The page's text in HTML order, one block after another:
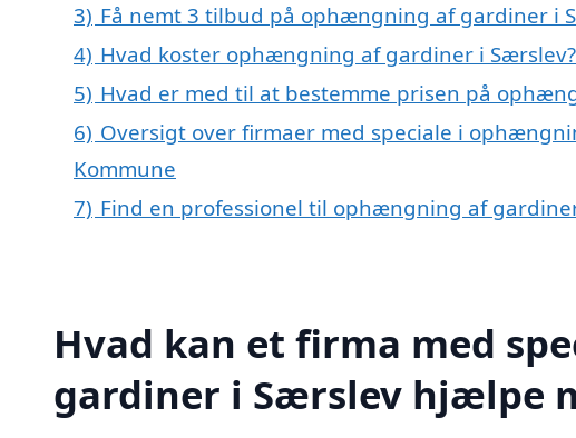
3) Få nemt 3 tilbud på ophængning af gardiner i
4) Hvad koster ophængning af gardiner i Særslev?
5) Hvad er med til at bestemme prisen på
6) Oversigt over firmaer med speciale i
Kommune
7) Find en professionel til ophængning af
Hvad kan et firma med
gardiner i Særslev hjælpe